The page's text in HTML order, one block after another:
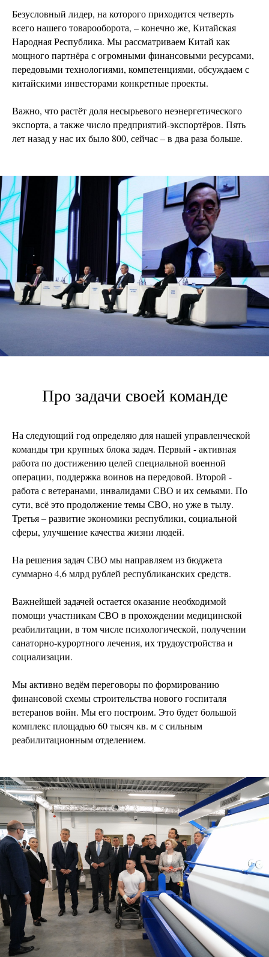
Безусловный лидер, на которого приходится четверть
всего нашего товарооборота, – конечно же, Китайская
Народная Республика. Мы рассматриваем Китай как
мощного партнёра с огромными финансовыми ресурсами,
передовыми технологиями, компетенциями, обсуждаем с
китайскими инвесторами конкретные проекты.
Важно, что растёт доля несырьевого неэнергетического
экспорта, а также число предприятий-экспортёров. Пять
лет назад у нас их было 800, сейчас – в два раза больше.
Про задачи своей команде
На следующий год определяю для нашей управленческой
команды три крупных блока задач. Первый - активная
работа по достижению целей специальной военной
операции, поддержка воинов на передовой. Второй -
работа с ветеранами, инвалидами СВО и их семьями. По
сути, всё это продолжение темы СВО, но уже в тылу.
Третья – развитие экономики республики, социальной
сферы, улучшение качества жизни людей.
На решения задач СВО мы направляем из бюджета
суммарно 4,6 млрд рублей республиканских средств.
Важнейшей задачей остается оказание необходимой
помощи участникам СВО в прохождении медицинской
реабилитации, в том числе психологической, получении
санаторно-курортного лечения, их трудоустройства и
социализации.
Мы активно ведём переговоры по формированию
финансовой схемы строительства нового госпиталя
ветеранов войн. Мы его построим. Это будет большой
комплекс площадью 60 тысяч кв. м с сильным
реабилитационным отделением.